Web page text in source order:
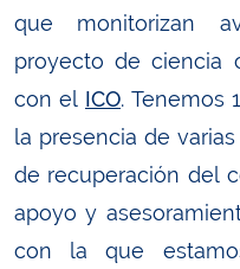
que monitorizan
proyecto de ciencia
con el ICO. Tenemos
la presencia de
de recuperación del
apoyo y
con la que